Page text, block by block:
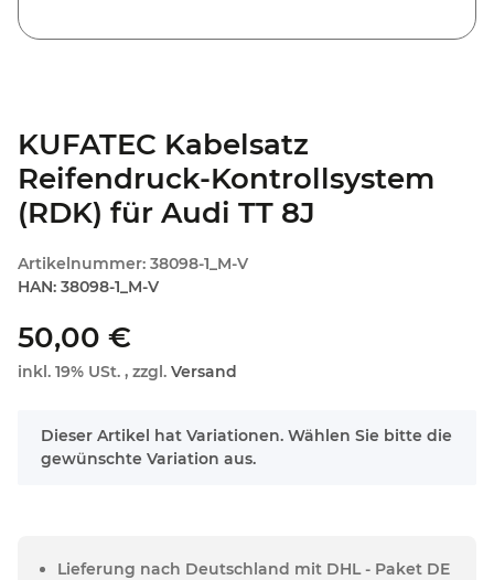
KUFATEC Kabelsatz
Reifendruck-Kontrollsystem
(RDK) für Audi TT 8J
Artikelnummer: 38098-1_M-V
HAN: 38098-1_M-V
50,00 €
inkl. 19% USt. , zzgl. Versand
x
Dieser Artikel hat Variationen. Wählen Sie bitte die
gewünschte Variation aus.
Lieferung nach Deutschland mit DHL - Paket DE